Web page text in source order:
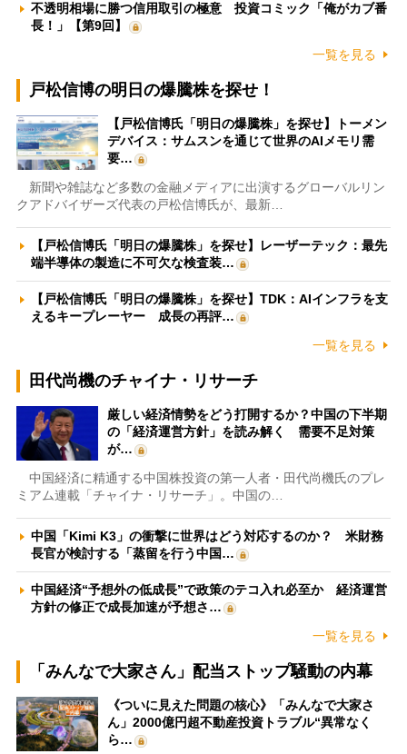
不透明相場に勝つ信用取引の極意 投資コミック「俺がカブ番
長！」【第9回】
一覧を見る
戸松信博の明日の爆騰株を探せ！
【戸松信博氏「明日の爆騰株」を探せ】トーメン
デバイス：サムスンを通じて世界のAIメモリ需
要…
新聞や雑誌など多数の金融メディアに出演するグローバルリン
クアドバイザーズ代表の戸松信博氏が、最新…
【戸松信博氏「明日の爆騰株」を探せ】レーザーテック：最先
端半導体の製造に不可欠な検査装…
【戸松信博氏「明日の爆騰株」を探せ】TDK：AIインフラを支
えるキープレーヤー 成長の再評…
一覧を見る
田代尚機のチャイナ・リサーチ
厳しい経済情勢をどう打開するか？中国の下半期
の「経済運営方針」を読み解く 需要不足対策
が…
中国経済に精通する中国株投資の第一人者・田代尚機氏のプレ
ミアム連載「チャイナ・リサーチ」。中国の…
中国「Kimi K3」の衝撃に世界はどう対応するのか？ 米財務
長官が検討する「蒸留を行う中国…
中国経済“予想外の低成長”で政策のテコ入れ必至か 経済運営
方針の修正で成長加速が予想さ…
一覧を見る
「みんなで大家さん」配当ストップ騒動の内幕
《ついに見えた問題の核心》「みんなで大家さ
ん」2000億円超不動産投資トラブル“異常なく
ら…